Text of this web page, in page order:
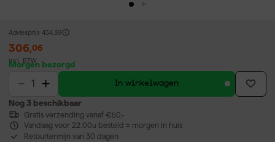
Adviesprijs 434,39
306,06
incl. BTW
Morgen bezorgd
In winkelwagen
Nog 3 beschikbaar
Gratis verzending vanaf €50,-
Vandaag voor 22:00u besteld = morgen in huis
Retourtermijn van 30 dagen